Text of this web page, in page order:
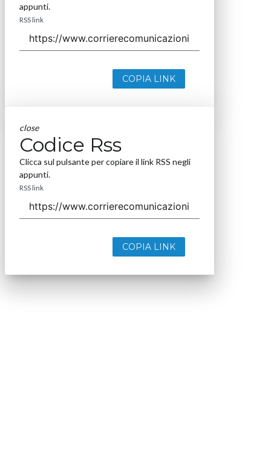
appunti.
RSS link
COPIA LINK
close
Codice Rss
Clicca sul pulsante per copiare il link RSS negli
appunti.
RSS link
COPIA LINK